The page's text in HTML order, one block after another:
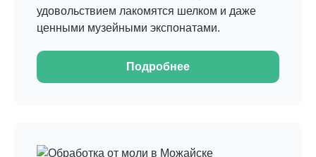
удовольствием лакомятся шелком и даже
ценными музейными экспонатами.
Подробнее